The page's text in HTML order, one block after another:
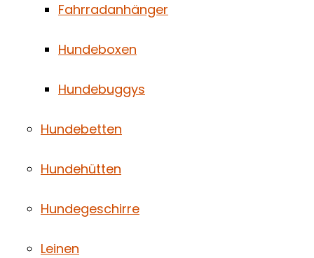
Fahrradanhänger
Hundeboxen
Hundebuggys
Hundebetten
Hundehütten
Hundegeschirre
Leinen